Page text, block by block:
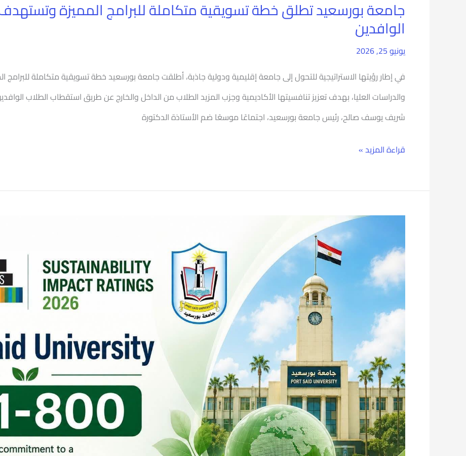
جامعة بورسعيد تطلق خطة تسويقية متكاملة للبرامج المميزة
الوافدين
يونيو 25, 2026
في إطار رؤيتها الاستراتيجية للتحول إلى جامعة إقليمية ودولية جاذبة، أطلقت جامعة بورسعيد خطة تسويقية متكاملة للبرامج
والدراسات العليا، بهدف تعزيز تنافسيتها الأكاديمية وجزب المزيد الطلاب من الداخل والخارج عن طريق استقطاب الطلاب
شريف يوسف صالح، رئيس جامعة بورسعيد، اجتماعًا موسعًا ضم الأستاذة الدكتورة
قراءة المزيد »
بورسعيد
٢٠٠مركز
عالميا
تصنيف
التايمز
للجامعات
لتحقيق
أهداف
التنمية